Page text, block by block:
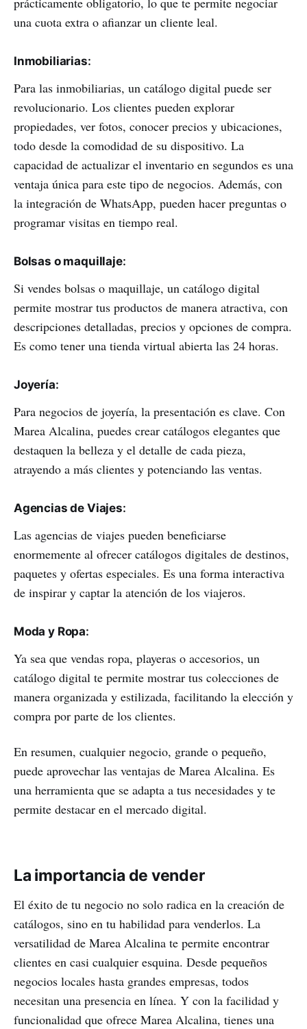
una cuota extra o afianzar un cliente leal.
Inmobiliarias:
Para las inmobiliarias, un catálogo digital puede ser
revolucionario. Los clientes pueden explorar
propiedades, ver fotos, conocer precios y ubicaciones,
todo desde la comodidad de su dispositivo. La
capacidad de actualizar el inventario en segundos es una
ventaja única para este tipo de negocios. Además, con
la integración de WhatsApp, pueden hacer preguntas o
programar visitas en tiempo real.
Bolsas o maquillaje:
Si vendes bolsas o maquillaje, un catálogo digital
permite mostrar tus productos de manera atractiva, con
descripciones detalladas, precios y opciones de compra.
Es como tener una tienda virtual abierta las 24 horas.
Joyería:
Para negocios de joyería, la presentación es clave. Con
Marea Alcalina, puedes crear catálogos elegantes que
destaquen la belleza y el detalle de cada pieza,
atrayendo a más clientes y potenciando las ventas.
Agencias de Viajes:
Las agencias de viajes pueden beneficiarse
enormemente al ofrecer catálogos digitales de destinos,
paquetes y ofertas especiales. Es una forma interactiva
de inspirar y captar la atención de los viajeros.
Moda y Ropa:
Ya sea que vendas ropa, playeras o accesorios, un
catálogo digital te permite mostrar tus colecciones de
manera organizada y estilizada, facilitando la elección y
compra por parte de los clientes.
En resumen, cualquier negocio, grande o pequeño,
puede aprovechar las ventajas de Marea Alcalina. Es
una herramienta que se adapta a tus necesidades y te
permite destacar en el mercado digital.
La importancia de vender
El éxito de tu negocio no solo radica en la creación de
catálogos, sino en tu habilidad para venderlos. La
versatilidad de Marea Alcalina te permite encontrar
clientes en casi cualquier esquina. Desde pequeños
negocios locales hasta grandes empresas, todos
necesitan una presencia en línea. Y con la facilidad y
funcionalidad que ofrece Marea Alcalina, tienes una